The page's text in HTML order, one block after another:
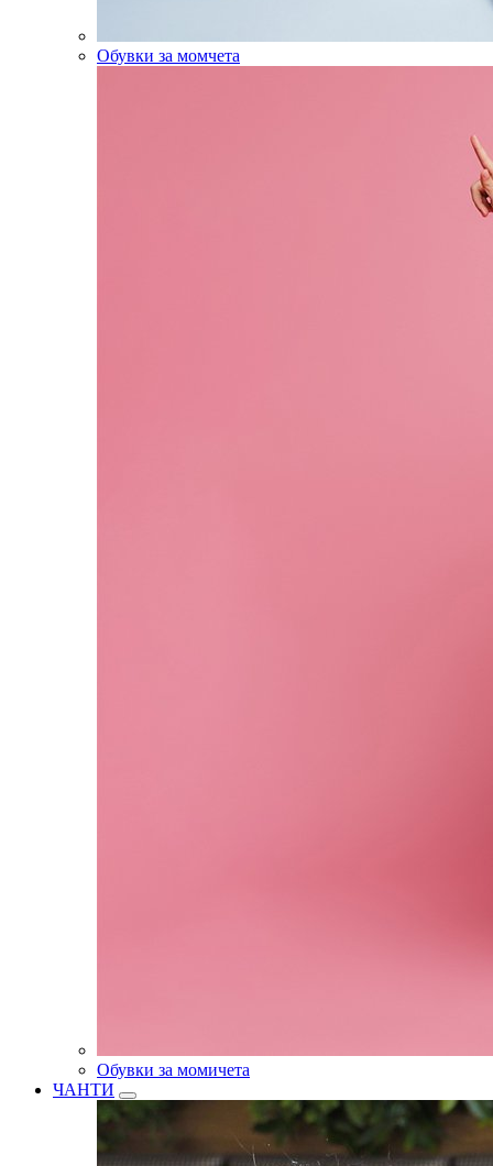
Обувки за момчета
Обувки за момичета
ЧАНТИ